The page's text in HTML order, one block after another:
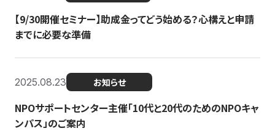
【9/30開催セミナー】助成金ってどう始める？心構えと申請
までに必要な準備
2025.08.23 お知らせ
NPOサポートセンター主催「10代と20代のためのNPOキャ
ンパス」のご案内